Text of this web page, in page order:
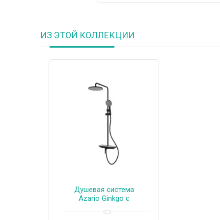
ИЗ ЭТОЙ КОЛЛЕКЦИИ
Душевая система
Azario Ginkgo с
душем, керамический